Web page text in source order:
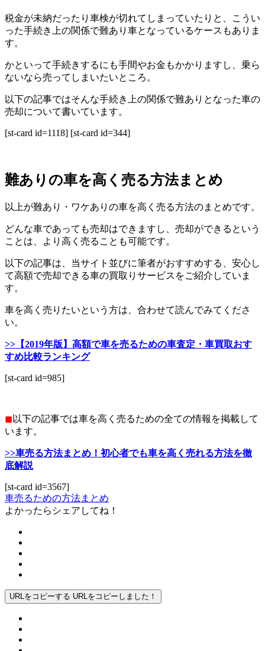
税金が未納だったり車検が切れてしまっていたりと、こうい
った手続き上の関係で難あり車となっているケースもありま
す。
かといって手続きするにも手間やお金もかかりますし、乗ら
ないなら売ってしまいたいところ。
以下の記事ではそんな手続き上の関係で難ありとなった車の
売却について書いています。
[st-card id=1118] [st-card id=344]
難ありの車を高く売る方法まとめ
以上が難あり・ワケありの車を高く売る方法のまとめです。
どんな車であっても売却はできますし、売却ができるという
ことは、より高く売ることも可能です。
以下の記事は、当サイト並びに筆者がおすすめする、安心し
て高額で売却できる車の買取りサービスをご紹介していま
す。
車を高く売りたいという方は、合わせて読んでみてくださ
い。
>>【2019年版】高額で車を売るための車査定・車買取おす
すめ比較ランキング
[st-card id=985]
◼︎ 以下の記事では車を高く売るための全ての情報を掲載して
います。
>>車売る方法まとめ！初心者でも車を高く売れる方法を徹
底解説
[st-card id=3567]
車売るための方法まとめ
よかったらシェアしてね！
URLをコピーする URLをコピーしました！